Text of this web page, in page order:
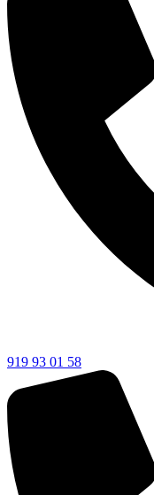
919 93 01 58